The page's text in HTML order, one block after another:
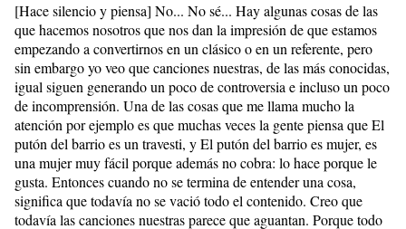
[Hace silencio y piensa] No... No sé... Hay algunas cosas de las
que hacemos nosotros que nos dan la impresión de que estamos
empezando a convertirnos en un clásico o en un referente, pero
sin embargo yo veo que canciones nuestras, de las más conocidas,
igual siguen generando un poco de controversia e incluso un poco
de incomprensión. Una de las cosas que me llama mucho la
atención por ejemplo es que muchas veces la gente piensa que El
putón del barrio es un travesti, y El putón del barrio es mujer, es
una mujer muy fácil porque además no cobra: lo hace porque le
gusta. Entonces cuando no se termina de entender una cosa,
significa que todavía no se vació todo el contenido. Creo que
todavía las canciones nuestras parece que aguantan. Porque todo